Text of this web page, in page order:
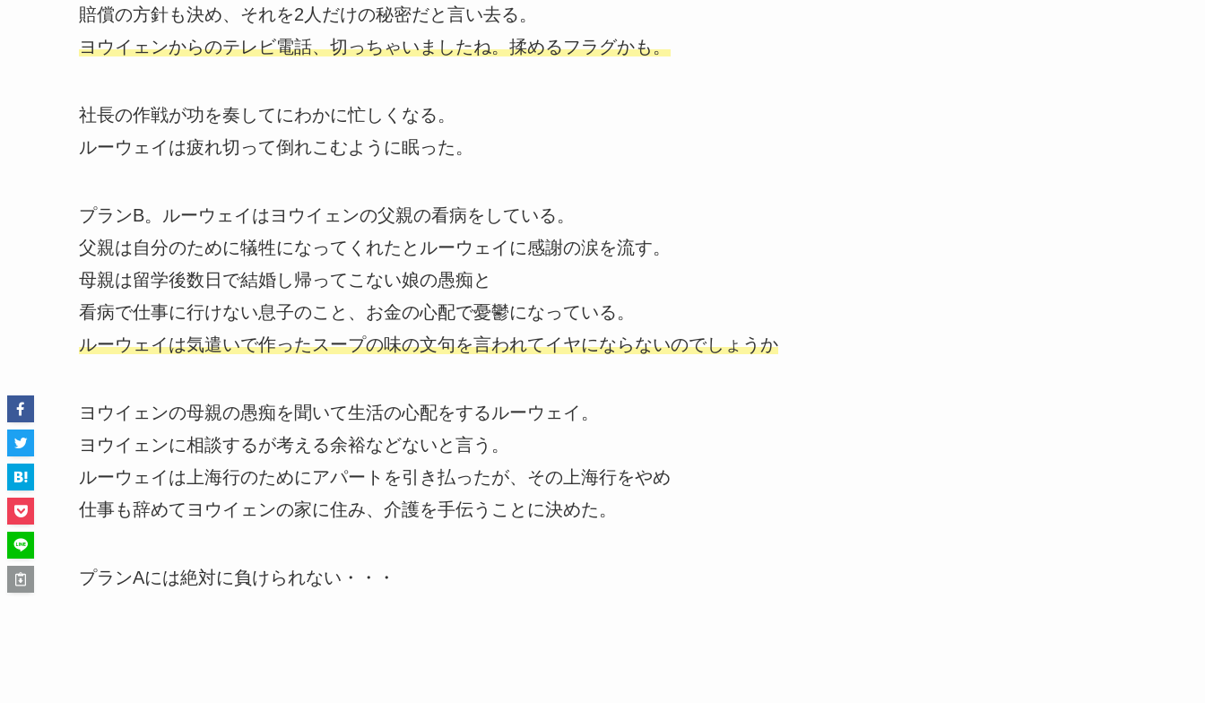
賠償の方針も決め、それを2人だけの秘密だと言い去る。
ヨウイェンからのテレビ電話、切っちゃいましたね。揉めるフラグかも。
社長の作戦が功を奏してにわかに忙しくなる。
ルーウェイは疲れ切って倒れこむように眠った。
プランB。ルーウェイはヨウイェンの父親の看病をしている。
父親は自分のために犠牲になってくれたとルーウェイに感謝の涙を流す。
母親は留学後数日で結婚し帰ってこない娘の愚痴と
看病で仕事に行けない息子のこと、お金の心配で憂鬱になっている。
ルーウェイは気遣いで作ったスープの味の文句を言われてイヤにならないのでしょうか
ヨウイェンの母親の愚痴を聞いて生活の心配をするルーウェイ。
ヨウイェンに相談するが考える余裕などないと言う。
ルーウェイは上海行のためにアパートを引き払ったが、その上海行をやめ
仕事も辞めてヨウイェンの家に住み、介護を手伝うことに決めた。
プランAには絶対に負けられない・・・